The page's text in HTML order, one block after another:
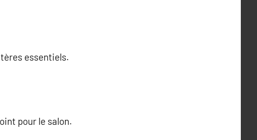
essentiels.
pour le salon.